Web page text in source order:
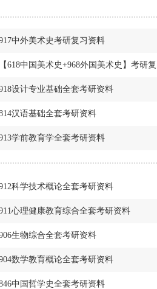
中外美术史考研复习资料
618中国美术史+968外国美术史】考研
设计专业基础全套考研资料
汉语基础全套考研资料
学前教育学全套考研资料
科学技术概论全套考研资料
心理健康教育综合全套考研资料
生物综合全套考研资料
数学教育概论全套考研资料
中国哲学史全套考研资料